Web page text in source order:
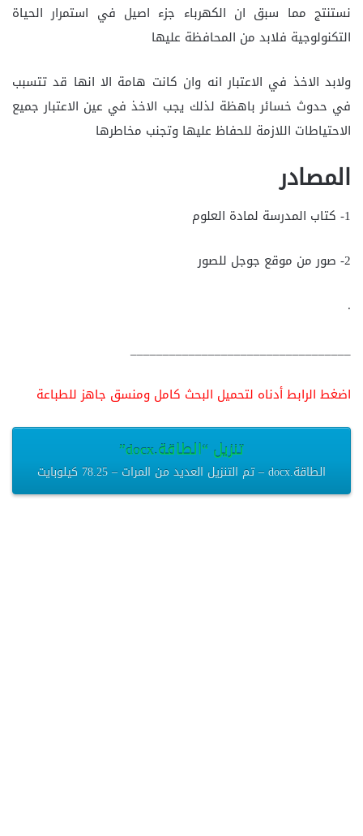
نستنتج مما سبق ان الكهرباء جزء اصيل في استمرار الحياة
التكنولوجية فلابد من المحافظة عليها
ولابد الاخذ في الاعتبار انه وان كانت هامة الا انها قد تتسبب
في حدوث خسائر باهظة لذلك يجب الاخذ في عين الاعتبار جميع
الاحتياطات اللازمة للحفاظ عليها وتجنب مخاطرها
المصادر
1- كتاب المدرسة لمادة العلوم
2- صور من موقع جوجل للصور
.
__________________________________
اضغط الرابط أدناه لتحميل البحث كامل ومنسق جاهز للطباعة
تنزيل “الطاقة.docx”
الطاقة.docx – تم التنزيل العديد من المرات – 78.25 كيلوبايت